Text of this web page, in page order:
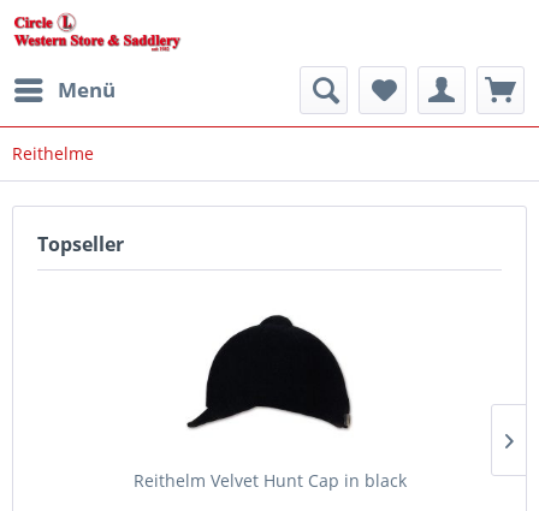
Menü
Reithelme
Topseller
Reithelm Velvet Hunt Cap in black